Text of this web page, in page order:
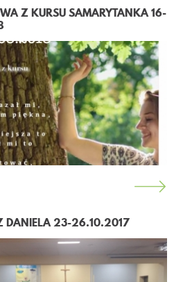
SNE
Z KURSU SAMARYTANKA 16-
DANIELA 23-26.10.2017